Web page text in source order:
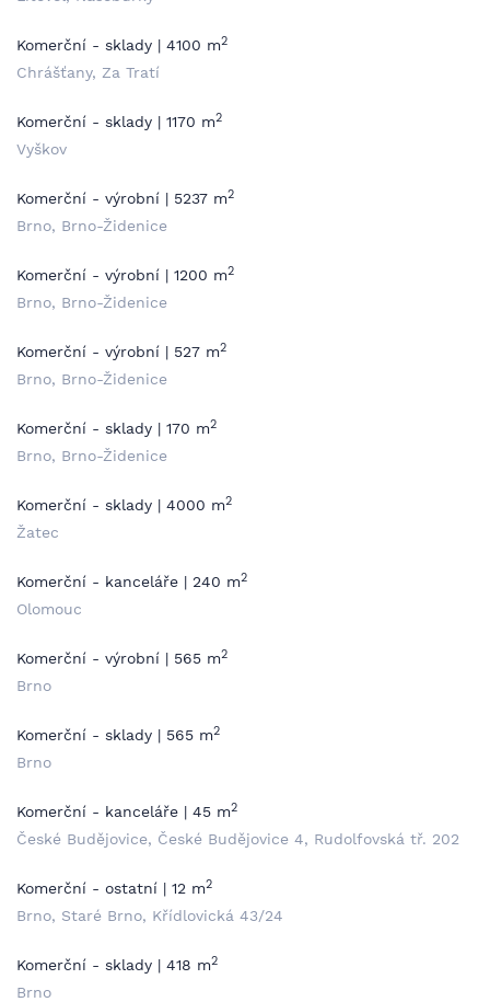
Komerční - sklady | 4100 m2
Chrášťany, Za Tratí
Komerční - sklady | 1170 m2
Vyškov
Komerční - výrobní | 5237 m2
Brno, Brno-Židenice
Komerční - výrobní | 1200 m2
Brno, Brno-Židenice
Komerční - výrobní | 527 m2
Brno, Brno-Židenice
Komerční - sklady | 170 m2
Brno, Brno-Židenice
Komerční - sklady | 4000 m2
Žatec
Komerční - kanceláře | 240 m2
Olomouc
Komerční - výrobní | 565 m2
Brno
Komerční - sklady | 565 m2
Brno
Komerční - kanceláře | 45 m2
České Budějovice, České Budějovice 4, Rudolfovská tř. 202
Komerční - ostatní | 12 m2
Brno, Staré Brno, Křídlovická 43/24
Komerční - sklady | 418 m2
Brno